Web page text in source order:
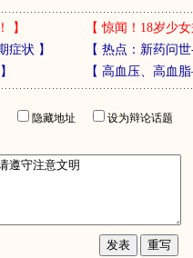
】 【惊闻！18岁少
症状 】 【 热点：新药问
【 高血压、高血
隐藏地址
设为辩论话题